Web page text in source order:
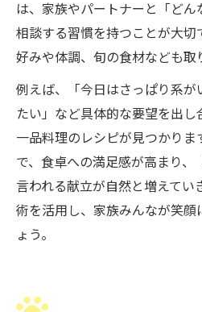
は、家族やパートナーと「ど
相談する習慣を持つことが大切
好みや体調、旬の食材なども取
例えば、「今日はさっぱり系
たい」など具体的な要望を出
一品料理のレシピが見つかりま
で、食卓への満足感が高まり、
言われる献立が自然と増えてい
術を活用し、家族みんなが笑
ょう。